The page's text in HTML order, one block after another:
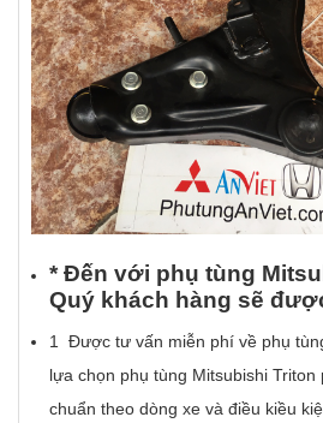
* Đến với phụ tùng
Quý khách hàng sẽ đượ
1 Được tư vấn miễn phí về phụ
lựa chọn phụ tùng Mitsubishi
chuẩn theo dòng xe và điều kiều